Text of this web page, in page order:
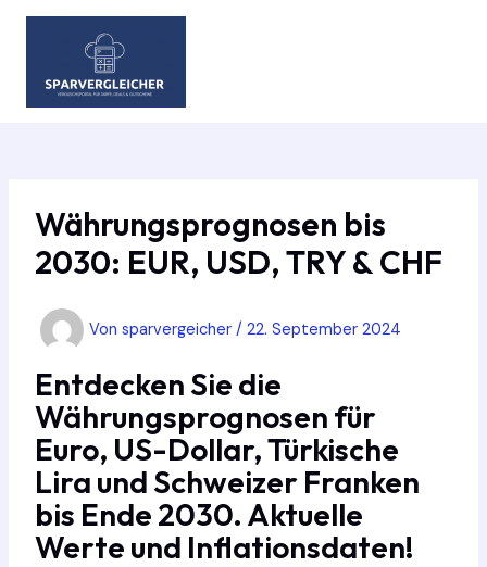
Zum
Währungsprognosen bis
2030: EUR, USD, TRY & CHF
Von sparvergeicher / 22. September 2024
Entdecken Sie die
Währungsprognosen für
Euro, US-Dollar, Türkische
Lira und Schweizer Franken
bis Ende 2030. Aktuelle
Werte und Inflationsdaten!